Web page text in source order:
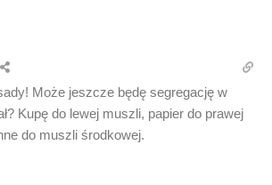
Może jeszcze będę segregację w
Kupę do lewej muszli, papier do prawej
do muszli środkowej.